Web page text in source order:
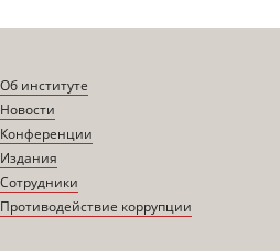
Об институте
Новости
Конференции
Издания
Сотрудники
Противодействие коррупции